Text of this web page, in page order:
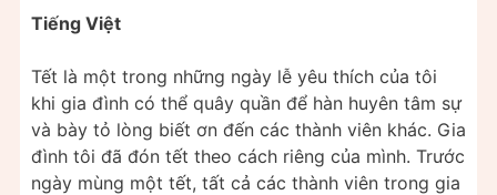
Tiếng Việt
Tết là một trong những ngày lễ yêu thích của tôi
khi gia đình có thể quây quần để hàn huyên tâm sự
và bày tỏ lòng biết ơn đến các thành viên khác. Gia
đình tôi đã đón tết theo cách riêng của mình. Trước
ngày mùng một tết, tất cả các thành viên trong gia